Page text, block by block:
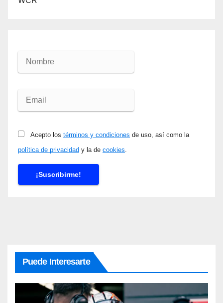
Acepto los términos y condiciones de uso, así como la
política de privacidad y la de cookies.
Puede Interesarte